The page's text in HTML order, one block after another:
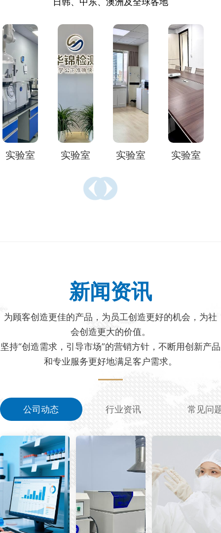
实验室 实验室 实验室 实验室
新闻资讯
为顾客创造更佳的产品，为员工创造更好的机会，为社
会创造更大的价值。
坚持“创造需求，引导市场”的营销方针，不断用创新产品
和专业服务更好地满足客户需求。
公司动态 行业资讯 常见问